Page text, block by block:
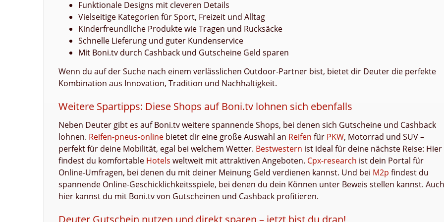
Funktionale Designs mit cleveren Details
Vielseitige Kategorien für Sport, Freizeit und Alltag
Kinderfreundliche Produkte wie Tragen und Rucksäcke
Schnelle Lieferung und guter Kundenservice
Mit Boni.tv durch Cashback und Gutscheine Geld sparen
Wenn du auf der Suche nach einem verlässlichen Outdoor-Partner bist, bietet dir Deuter die perfekte
Kombination aus Innovation, Tradition und Nachhaltigkeit.
Weitere Spartipps: Diese Shops auf Boni.tv lohnen sich ebenfalls
Neben Deuter gibt es auf Boni.tv weitere spannende Shops, bei denen sich Gutscheine und Cashback
lohnen. Reifen-pneus-online bietet dir eine große Auswahl an Reifen für PKW, Motorrad und SUV –
perfekt für deine Mobilität, egal bei welchem Wetter. Bestwestern ist ideal für deine nächste Reise: Hier
findest du komfortable Hotels weltweit mit attraktiven Angeboten. Cpx-research ist dein Portal für
Online-Umfragen, bei denen du mit deiner Meinung Geld verdienen kannst. Und bei M2p findest du
spannende Online-Geschicklichkeitsspiele, bei denen du dein Können unter Beweis stellen kannst. Auch
hier kannst du mit Boni.tv von Gutscheinen und Cashback profitieren.